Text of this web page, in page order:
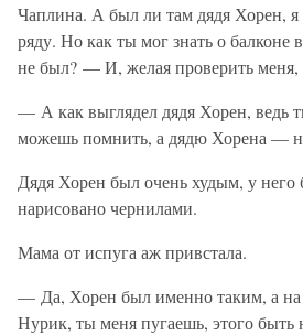
Чаплина. А был ли там дядя Хорен,
ряду. Но как ты мог знать о балконе
не был? — И, желая проверить меня,
— А как выглядел дядя Хорен, ведь
можешь помнить, а дядю Хорена —
Дядя Хорен был очень худым, у него
нарисовано чернилами.
Мама от испуга аж привстала.
— Да, Хорен был именно таким, а на
Нурик, ты меня пугаешь, этого быть